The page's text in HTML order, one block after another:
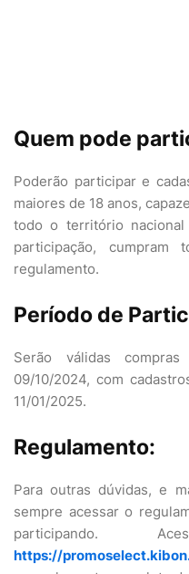
Quem pode
Poderão participar e
maiores de 18 anos,
todo o território
participação,
regulamento.
Período de
Serão válidas
09/10/2024, com
11/01/2025.
Regulamento:
Para outras dúvidas, e
sempre acessar o
participando.
https://